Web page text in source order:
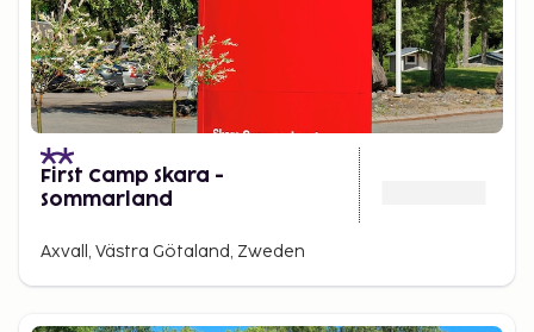
First Camp Skara -
Sommarland
Axvall, Västra Götaland, Zweden